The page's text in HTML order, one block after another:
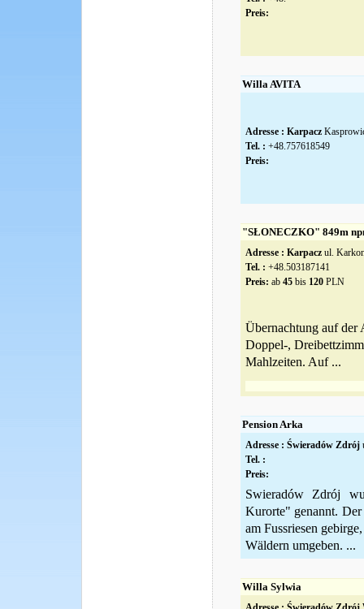
Preis:
Willa AVITA
Adresse : Karpacz
Tel. : +48.757618549
Preis:
"SŁONECZKO" 849m
Adresse : Karpaczul.
Tel. : +48.503187141
Preis: ab 45bis 120PLN
Übernachtung auf
Doppel-,
Mahlzeiten. Auf ...
Pension Arka
Adresse : Świeradów Zdrój
Tel. :
Preis:
Swieradów Zdrój
Kurorte" genannt.
am Fussriesen
Wäldern umgeben. ...
Willa Sylwia